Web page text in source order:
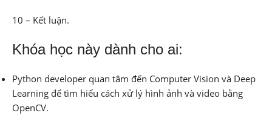
10 – Kết luận.
Khóa học này dành cho ai:
Python developer quan tâm đến Computer Vision và Deep
Learning để tìm hiểu cách xử lý hình ảnh và video bằng
OpenCV.